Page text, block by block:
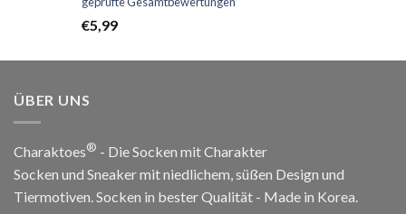
von 5
€5,99
ÜBER UNS
Charaktoes® - Die Socken mit Charakter
Socken und Sneaker mit niedlichem, süßen Design und
Tiermotiven. Socken in bester Qualität - Made in Korea.